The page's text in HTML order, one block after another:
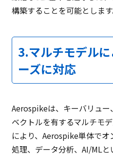
構築することを可能とします
3.マルチモデル
ーズに対応
Aerospikeは、キーバリュー
ベクトルを有するマルチモ
により、Aerospike単体で
処理、データ分析、AI/ML